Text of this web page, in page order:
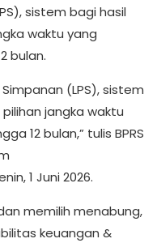
sistem bagi hasil
waktu yang
bulan.
(LPS), sistem
jangka waktu
12 bulan,” tulis BPRS
1 Juni 2026.
memilih menabung,
keuangan &